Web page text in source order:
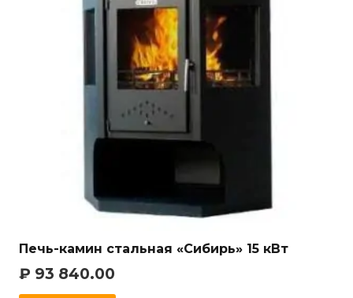
Печь-камин стальная «Сибирь» 15 кВт
₽ 93 840.00